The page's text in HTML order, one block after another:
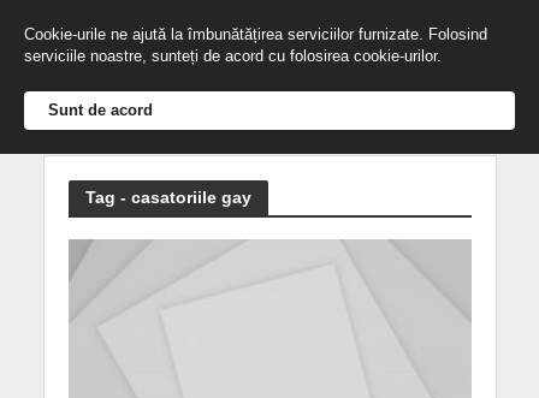
Tag - casatoriile gay
Cookie-urile ne ajută la îmbunătățirea serviciilor furnizate. Folosind
serviciile noastre, sunteți de acord cu folosirea cookie-urilor.
Sunt de acord